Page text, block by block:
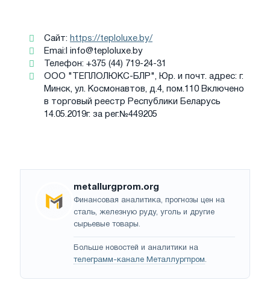
Сайт: https://teploluxe.by/
Emai:l info@teploluxe.by
Телефон: +375 (44) 719-24-31
ООО "ТЕПЛОЛЮКС-БЛР", Юр. и почт. адрес: г.
Минск, ул. Коcмонавтов, д.4, пом.110 Включено
в торговый реестр Республики Беларусь
14.05.2019г. за рег.№449205
metallurgprom.org
Финансовая аналитика, прогнозы цен на
сталь, железную руду, уголь и другие
сырьевые товары.
Больше новостей и аналитики на
телеграмм-канале Металлургпром.